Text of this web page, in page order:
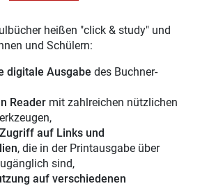
heißen "click & study" und
und Schülern:
digitale Ausgabe des Buchner-
Reader mit zahlreichen nützlichen
auf Links und
, die in der Printausgabe über
sind,
auf verschiedenen